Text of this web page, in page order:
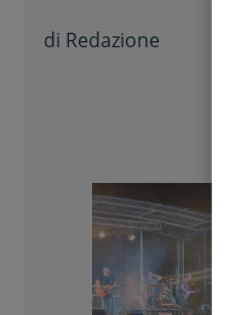
Nicola Musiani
di Redazione